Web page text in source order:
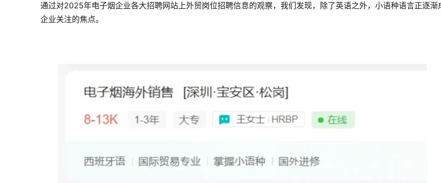
通过对2025年电子烟企业各大招聘网站上外贸岗位招聘信息的观察，我们发现，除了英语之外，小语种语言正逐渐
企业关注的焦点。